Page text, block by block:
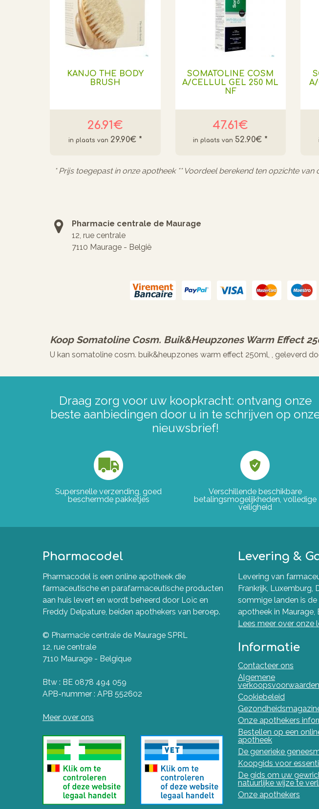
KANJO THE BODY
BRUSH
26.91€
29.90€ *
SOMATOLINE COSM
A/CELLUL GEL 250 ML
NF
47.61€
52.90€ *
* Prijs toegepast in onze apotheek ** Voordeel berekend ten opzichte
Pharmacie centrale de Maurage
12, rue centrale
7110 Maurage - België
Koop Somatoline Cosm. Buik&heupzones Warm Effect
U kan somatoline cosm. buik&heupzones warm effect 250ml, , geleverd
Draag zorg voor uw koopkracht: ontvang onze
beste aanbiedingen door u in te schrijven op
nieuwsbrief!
Supersnelle verzending, goed
beschermde pakketjes
Verschillende beschikbare
betalingsmogelijkheden, volledige
veiligheid
Pharmacodel
Pharmacodel is een online apotheek die
farmaceutische en parafarmaceutische producten
aan huis levert en wordt beheerd door Loïc en
Freddy Delpature, beiden apothekers van beroep.
© Pharmacie centrale de Maurage SPRL
12, rue centrale
7110 Maurage - Belgique
Btw : BE 0878 494 059
APB-nummer : APB 552602
Meer over ons
Levering &
Levering van
Frankrijk, Luxemburg,
sommige landen is
apotheek in Maurage,
Lees meer over onze
Informatie
Contacteer ons
Algemene
verkoopsvoorwaarden
Cookiebeleid
Onze apothekers
Bestellen op een
apotheek
De generieke
Koopgids voor
De gids om uw
natuurlijke wijze te
Onze apothekers